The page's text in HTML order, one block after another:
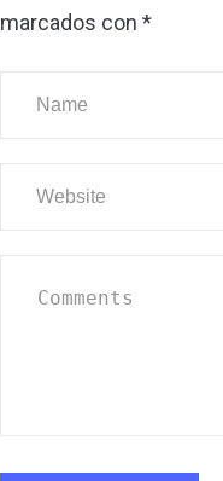
marcados con *